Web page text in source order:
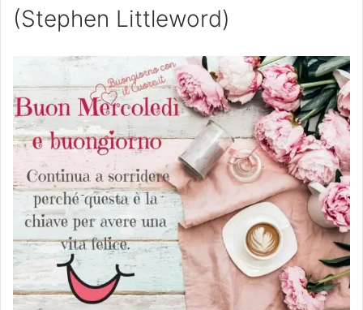
(Stephen Littleword)